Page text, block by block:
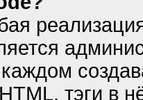
каждом
тэги в